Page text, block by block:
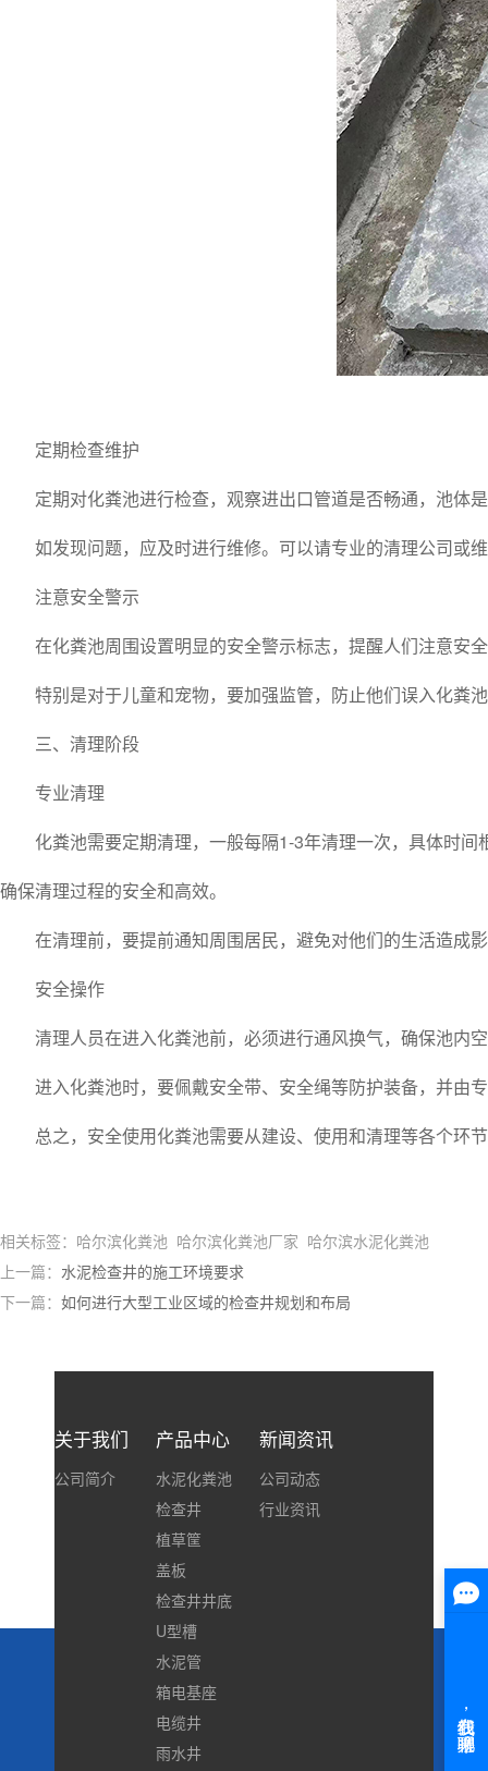
定期检查维护
定期对化粪池进行检查，观察进出口管道是否畅通，池体
如发现问题，应及时进行维修。可以请专业的清理公司或
注意安全警示
在化粪池周围设置明显的安全警示标志，提醒人们注意安
特别是对于儿童和宠物，要加强监管，防止他们误入化粪
三、清理阶段
专业清理
化粪池需要定期清理，一般每隔1-3年清理一次，具体时间
确保清理过程的安全和高效。
在清理前，要提前通知周围居民，避免对他们的生活造成
安全操作
清理人员在进入化粪池前，必须进行通风换气，确保池内
进入化粪池时，要佩戴安全带、安全绳等防护装备，并由
总之，安全使用化粪池需要从建设、使用和清理等各个环
相关标签：哈尔滨化粪池 哈尔滨化粪池厂家 哈尔滨水泥化粪池
上一篇： 水泥检查井的施工环境要求
下一篇： 如何进行大型工业区域的检查井规划和布局
关于我们
公司简介
产品中心
水泥化粪池
检查井
植草筐
盖板
检查井井底
U型槽
水泥管
箱电基座
电缆井
雨水井
新闻资讯
公司动态
行业资讯